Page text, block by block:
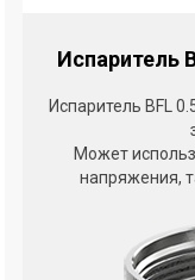
Испаритель
Испаритель BFL
Может
напряжения,